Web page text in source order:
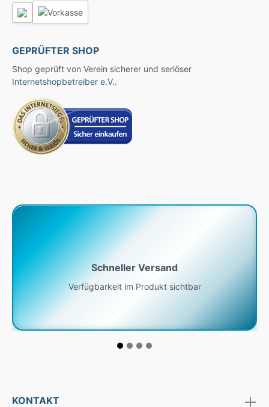
GEPRÜFTER SHOP
Shop geprüft von Verein sicherer und seriöser
Internetshopbetreiber e.V..
Schneller Versand
Verfügbarkeit im Produkt sichtbar
KONTAKT